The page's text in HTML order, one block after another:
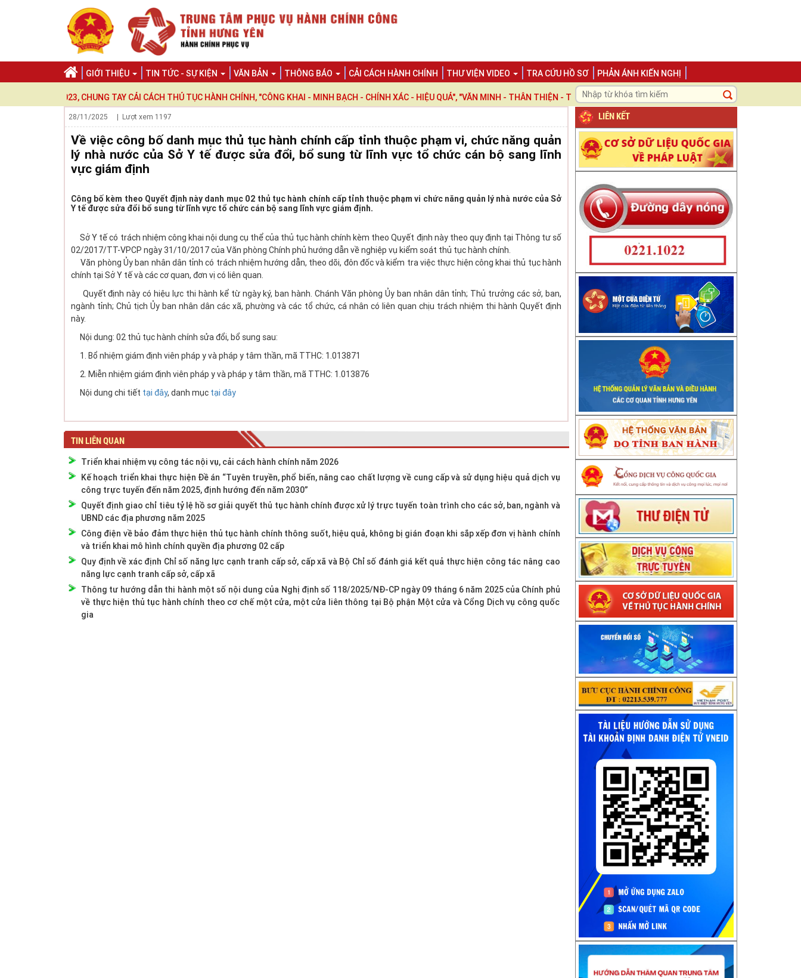
GIỚI THIỆU TIN TỨC - SỰ KIỆN VĂN BẢN THÔNG BÁO CẢI CÁCH HÀNH CHÍNH THƯ VIỆN VIDEO TRA CỨU HỒ SƠ PHẢN ÁNH KIẾN NGHỊ
2023, CHUNG TAY CẢI CÁCH THỦ TỤC HÀNH CHÍNH, "CÔNG KHAI - MINH BẠCH - CHÍNH XÁC - HIỆU QUẢ", "VĂN MINH - THÂN THIỆN - TRÁCH NHIỆM ", LẤY NGƯỜI DÂN VÀ DOANH NGHIỆP LÀM TRUNG
28/11/2025 | Lượt xem 1197
Về việc công bố danh mục thủ tục hành chính cấp tỉnh thuộc phạm vi, chức năng quản
lý nhà nước của Sở Y tế được sửa đổi, bổ sung từ lĩnh vực tổ chức cán bộ sang lĩnh
vực giám định
Công bố kèm theo Quyết định này danh mục 02 thủ tục hành chính cấp tỉnh thuộc phạm vi chức năng quản lý nhà nước của Sở
Y tế được sửa đổi bổ sung từ lĩnh vực tổ chức cán bộ sang lĩnh vực giám định.
Sở Y tế có trách nhiệm công khai nội dung cụ thể của thủ tục hành chính kèm theo Quyết định này theo quy định tại Thông tư số
02/2017/TT-VPCP ngày 31/10/2017 của Văn phòng Chính phủ hướng dẫn về nghiệp vụ kiểm soát thủ tục hành chính.
Văn phòng Ủy ban nhân dân tỉnh có trách nhiệm hướng dẫn, theo dõi, đôn đốc và kiểm tra việc thực hiện công khai thủ tục hành
chính tại Sở Y tế và các cơ quan, đơn vị có liên quan.
Quyết định này có hiệu lực thi hành kể từ ngày ký, ban hành. Chánh Văn phòng Ủy ban nhân dân tỉnh; Thủ trưởng các sở, ban,
ngành tỉnh; Chủ tịch Ủy ban nhân dân các xã, phường và các tổ chức, cá nhân có liên quan chịu trách nhiệm thi hành Quyết định
này.
Nội dung: 02 thủ tục hành chính sửa đổi, bổ sung sau:
1. Bổ nhiệm giám định viên pháp y và pháp y tâm thần, mã TTHC: 1.013871
2. Miễn nhiệm giám định viên pháp y và pháp y tâm thần, mã TTHC: 1.013876
Nội dung chi tiết tại đây, danh mục tại đây
TIN LIÊN QUAN
Triển khai nhiệm vụ công tác nội vụ, cải cách hành chính năm 2026
Kế hoạch triển khai thực hiện Đề án “Tuyên truyền, phổ biến, nâng cao chất lượng về cung cấp và sử dụng hiệu quả dịch vụ
công trực tuyến đến năm 2025, định hướng đến năm 2030”
Quyết định giao chỉ tiêu tỷ lệ hồ sơ giải quyết thủ tục hành chính được xử lý trực tuyến toàn trình cho các sở, ban, ngành và
UBND các địa phương năm 2025
Công điện về bảo đảm thực hiện thủ tục hành chính thông suốt, hiệu quả, không bị gián đoạn khi sắp xếp đơn vị hành chính
và triển khai mô hình chính quyền địa phương 02 cấp
Quy định về xác định Chỉ số năng lực cạnh tranh cấp sở, cấp xã và Bộ Chỉ số đánh giá kết quả thực hiện công tác nâng cao
năng lực cạnh tranh cấp sở, cấp xã
Thông tư hướng dẫn thi hành một số nội dung của Nghị định số 118/2025/NĐ-CP ngày 09 tháng 6 năm 2025 của Chính phủ
về thực hiện thủ tục hành chính theo cơ chế một cửa, một cửa liên thông tại Bộ phận Một cửa và Cổng Dịch vụ công quốc
gia
LIÊN KẾT